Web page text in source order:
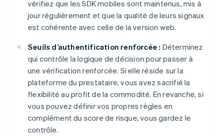
vérifiez que les SDK mobiles sont maintenus, mis à
jour régulièrement et que la qualité de leurs signaux
est cohérente avec celle de la version web.
Seuils d’authentification renforcée : Déterminez
qui contrôle la logique de décision pour passer à
une vérification renforcée. Si elle réside sur la
plateforme du prestataire, vous avez sacrifié la
flexibilité au profit de la commodité. En revanche, si
vous pouvez définir vos propres règles en
complément du score de risque, vous gardez le
contrôle.